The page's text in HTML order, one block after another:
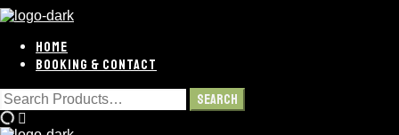
HOME
BOOKING & CONTACT